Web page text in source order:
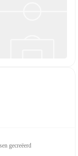
gecreëerd